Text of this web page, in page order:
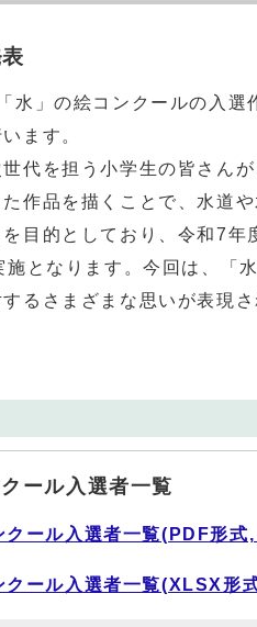
」の絵コンクールの入選
ます。
代を担う小学生の皆さん
作品を描くことで、水道
目的としており、令和7年
施となります。今回は、「
るさまざまな思いが表現
ール入選者一覧
クール入選者一覧(PDF形
クール入選者一覧(XLSX形